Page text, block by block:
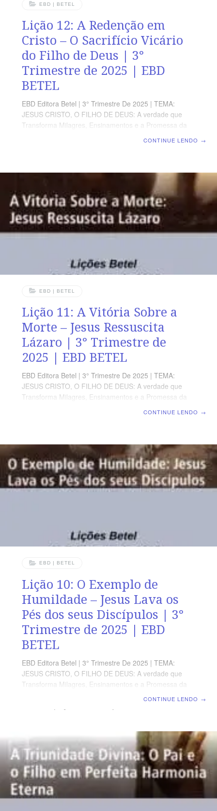
EBD | BETEL
Lição 12: A Redenção em
Cristo – O Sacrifício Vicário
do Filho de Deus | 3°
Trimestre de 2025 | EBD
BETEL
EBD Editora Betel | 3° Trimestre De 2025 | TEMA:
JESUS CRISTO, O FILHO DE DEUS: A verdade que
Transforma Milagres, Ensinamentos e a Promessa da
vida. Ninguém vem ao Pai, senão por mim”, João 14.6.
VERDADE APLICADA Fé, arrependimento e
perseverança são as condições para desfrutarmos das
bênçãos da gloriosa e perfeita Obra de
CONTINUE LENDO →
EBD | BETEL
Lição 11: A Vitória Sobre a
Morte – Jesus Ressuscita
Lázaro | 3° Trimestre de
2025 | EBD BETEL
EBD Editora Betel | 3° Trimestre De 2025 | TEMA:
JESUS CRISTO, O FILHO DE DEUS: A verdade que
Transforma Milagres, Ensinamentos e a Promessa da
ressuscitasse dos mortos”. João 20.9. VERDADE
APLICADA A ressurreição de Jesus Cristo é a
segurança daquele que crê no Evangelho e o
fundamento da esperança cristã. OBJETIVOS DA LIÇÃO
Compreender que a crucificação
CONTINUE LENDO →
EBD | BETEL
Lição 10: O Exemplo de
Humildade – Jesus Lava os
Pés dos seus Discípulos | 3°
Trimestre de 2025 | EBD
BETEL
EBD Editora Betel | 3° Trimestre De 2025 | TEMA:
JESUS CRISTO, O FILHO DE DEUS: A verdade que
Transforma Milagres, Ensinamentos e a Promessa da
fiz, façais vós também”. João 13.15. VERDADE
APLICADA Jesus Cristo, sendo Senhor e Mestre, é
nosso maior exemplo de humildade e serviço cristão.
OBJETIVOS DA LIÇÃO Saber que o
CONTINUE LENDO →